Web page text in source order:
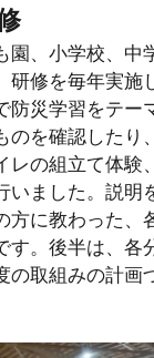
園、小学校、中
研修を毎年実施
防災学習をテー
のを確認したり
レの組立て体験
いました。説明
方に教わった、
す。後半は、各
の取組みの計画